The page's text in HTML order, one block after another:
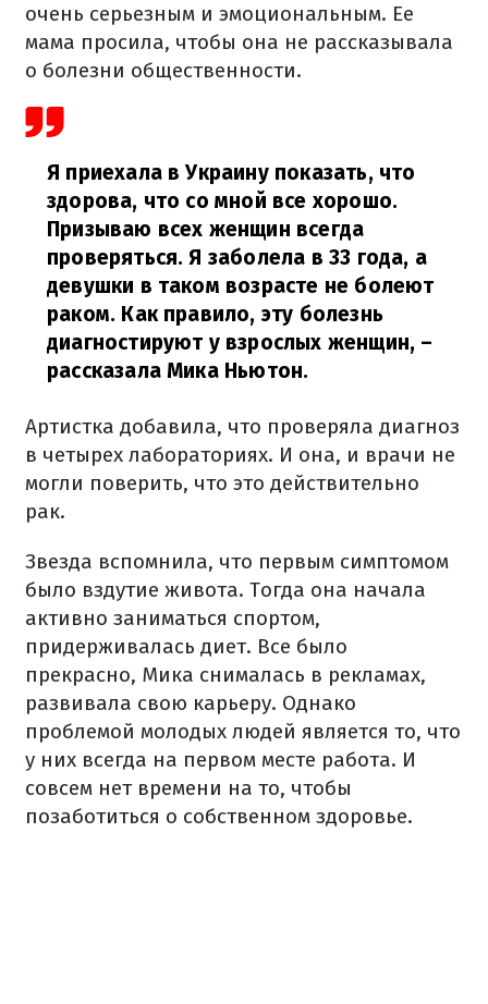
очень серьезным и эмоциональным. Ее
мама просила, чтобы она не рассказывала
о болезни общественности.
Я приехала в Украину показать, что
здорова, что со мной все хорошо.
Призываю всех женщин всегда
проверяться. Я заболела в 33 года, а
девушки в таком возрасте не болеют
раком. Как правило, эту болезнь
диагностируют у взрослых женщин, –
рассказала Мика Ньютон.
Артистка добавила, что проверяла диагноз
в четырех лабораториях. И она, и врачи не
могли поверить, что это действительно
рак.
Звезда вспомнила, что первым симптомом
было вздутие живота. Тогда она начала
активно заниматься спортом,
придерживалась диет. Все было
прекрасно, Мика снималась в рекламах,
развивала свою карьеру. Однако
проблемой молодых людей является то, что
у них всегда на первом месте работа. И
совсем нет времени на то, чтобы
позаботиться о собственном здоровье.